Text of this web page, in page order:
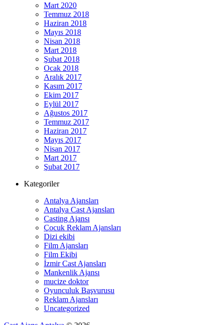
Mart 2020
Temmuz 2018
Haziran 2018
Mayıs 2018
Nisan 2018
Mart 2018
Şubat 2018
Ocak 2018
Aralık 2017
Kasım 2017
Ekim 2017
Eylül 2017
Ağustos 2017
Temmuz 2017
Haziran 2017
Mayıs 2017
Nisan 2017
Mart 2017
Şubat 2017
Kategoriler
Antalya Ajansları
Antalya Cast Ajansları
Casting Ajansı
Çocuk Reklam Ajansları
Dizi ekibi
Film Ajansları
Film Ekibi
İzmir Cast Ajansları
Mankenlik Ajansı
mucize doktor
Oyunculuk Başvurusu
Reklam Ajansları
Uncategorized